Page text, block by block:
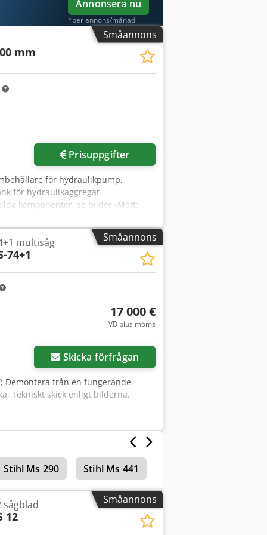
Annonsera nu
*per annons/månad
Småannons
mm
Prisuppgifter
för hydraulikpump,
för hydraulikaggregat -
komponenter: se bilder -Mått:
Småannons
multisåg
74+1
17 000 €
VB plus moms
Skicka förfrågan
Demontera från en fungerande
Tekniskt skick enligt bilderna.
Stihl Ms 290 Stihl Ms 441
Småannons
sågblad
12